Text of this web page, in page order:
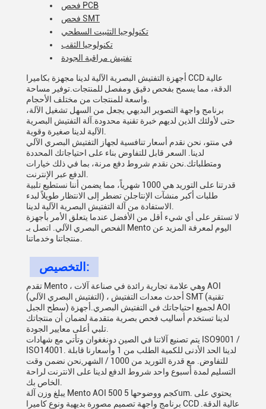
فحص PCB
فحص SMT
تكنولوجيا التثبيت السطحي
تكنولوجيا الثقب
تفتيش مراقبة الجودة
أجهزة التفتيش البصرية الآلية لدينا مجهزة بكاميرا CCD عالية
الدقة، مما يسمح بفحص دقيق ومفصل للمنتجات.توفير مساحة
برنامج واجهة التصوير البديهي يجعل من السهل تشغيل الآلة،
حتى لأولئك الذين لديهم خبرة تقنية محدودة.آلة التفتيش البصرية
في منتو، نحن نقدم أسعار تنافسية لجهاز التفتيش البصري الآلي
لدينا. السعر قابل للتفاوض بناء على احتياجاتك المحددة
ومتطلباتك.نحن نقدم شروط دفع مرنة، بما في ذلك خيارات
قدرتنا على التوريد هي 1000 شهرياً، مما يضمن أننا نستطيع تلبية
طلبات أكبر منشآت الإنتاجلن تضطر إلى الانتظار طويلاً لبدء
لا تستقر على أي شيء أقل من الأفضل عندما يتعلق الأمر بأجهزة
الفحص البصري الآلي. اتصل بـ Mento اليوم لمعرفة المزيد عن
التخصيص:
تقدم Mento ، وهي علامة تجارية رائدة في صناعة آلات AOI
(التفتيش البصري الآلي) ، أحدث معدات التفتيش SMT (تقنية
سطح الجبل) لجميع احتياجاتك في التفتيش البصري.أجهزة AOI
لدينا تستخدم أساليب فحص بصرية متقدمة لضمان أن منتجاتك
يتم تصنيع آلاتنا في الصين دونغغوان وتأتي مع شهادات ISO9001 /
ISO14001. لدينا الحد الأدنى للكمية الطلب من 1 وأسعارنا قابلة
للتفاوض. مع قدرة التوريد من 1000 / الشهر,نحن نضمن وقت
التسليم لمدة أسبوع واحد شروط الدفع لدينا على الانترنت لراحة
يبلغ وزن آلة Mento AOI 500 كجم ووضوحها 5um. يحتوي على
برنامج واجهة تصميم مصورة بديهية ونوع كاميرا CCD عالية الدقة.